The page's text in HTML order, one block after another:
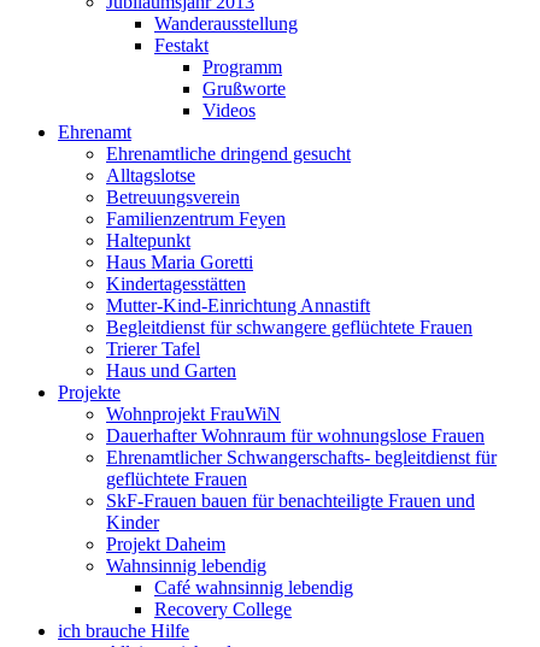
Wanderausstellung
Festakt
Programm
Grußworte
Videos
Ehrenamt
Ehrenamtliche dringend gesucht
Alltagslotse
Betreuungsverein
Familienzentrum Feyen
Haltepunkt
Haus Maria Goretti
Kindertagesstätten
Mutter-Kind-Einrichtung Annastift
Begleitdienst für schwangere geflüchtete Frauen
Trierer Tafel
Haus und Garten
Projekte
Wohnprojekt FrauWiN
Dauerhafter Wohnraum für wohnungslose Frauen
Ehrenamtlicher Schwangerschafts- begleitdienst für
geflüchtete Frauen
SkF-Frauen bauen für benachteiligte Frauen und
Kinder
Projekt Daheim
Wahnsinnig lebendig
Café wahnsinnig lebendig
Recovery College
ich brauche Hilfe